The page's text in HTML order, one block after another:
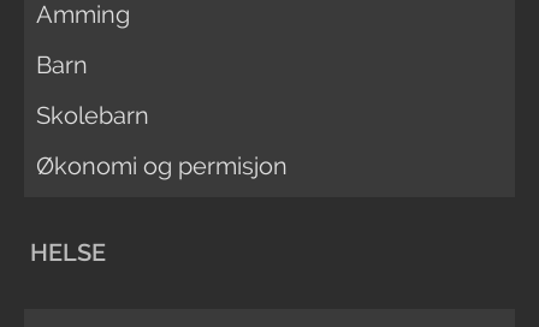
Amming
Barn
Skolebarn
Økonomi og permisjon
HELSE